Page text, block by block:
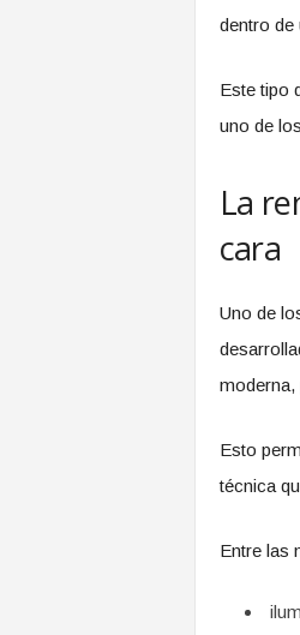
dentro de
Este tipo
uno de
La
cara
Uno de
moderna,
Esto
técnica
Entre las